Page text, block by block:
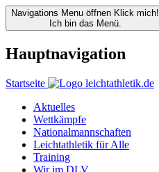
Navigations Menu öffnen Klick mich!
Ich bin das Menü.
Hauptnavigation
Startseite
Aktuelles
Wettkämpfe
Nationalmannschaften
Leichtathletik für Alle
Training
Wir im DLV